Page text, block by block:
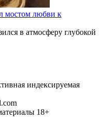
мостом любви к
в атмосферу глубокой
индексируемая
18+